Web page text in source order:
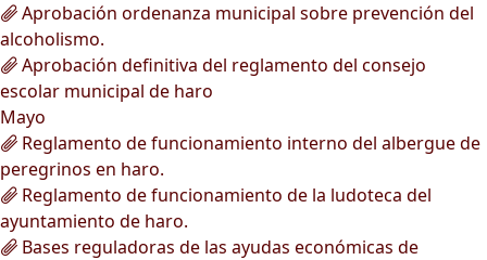
Aprobación ordenanza municipal sobre prevención del
alcoholismo.
Aprobación definitiva del reglamento del consejo
escolar municipal de haro
Mayo
Reglamento de funcionamiento interno del albergue de
peregrinos en haro.
Reglamento de funcionamiento de la ludoteca del
ayuntamiento de haro.
Bases reguladoras de las ayudas económicas de